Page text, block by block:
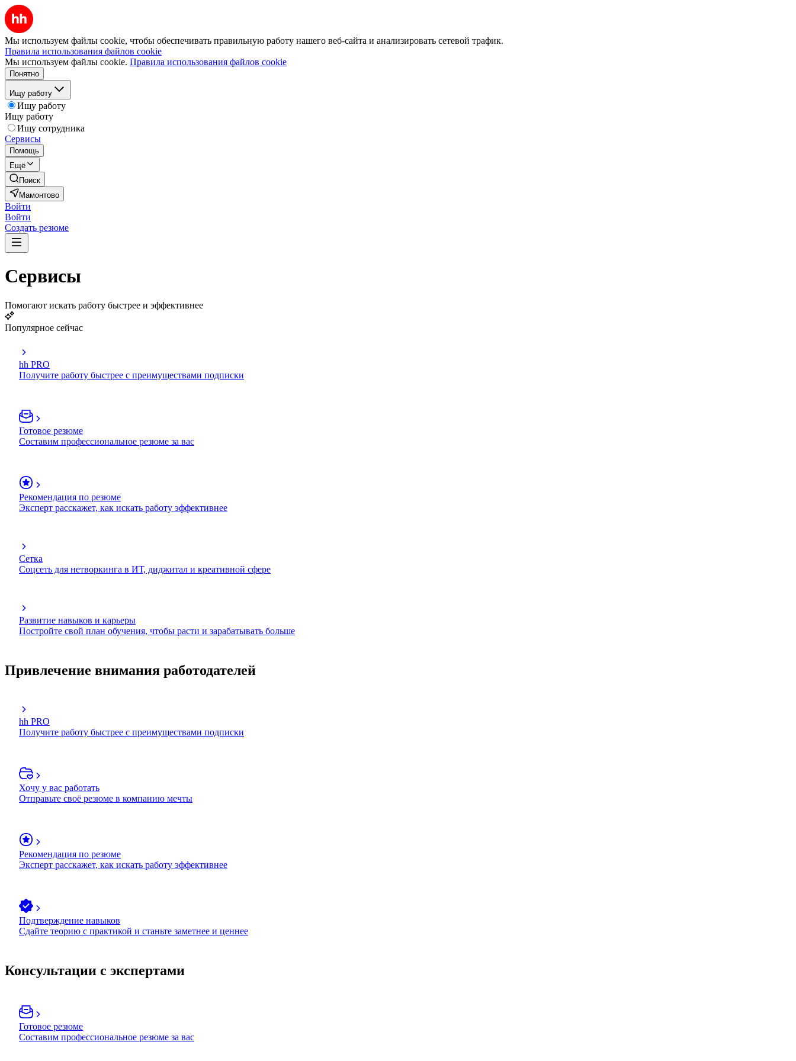
Мы используем файлы cookie, чтобы обеспечивать правильную работу нашего веб-сайта и анализировать сетевой трафик.
Правила использования файлов cookie
Мы используем файлы cookie. Правила использования файлов cookie
Понятно
Ищу работу
Ищу работу
Ищу работу
Ищу сотрудника
Сервисы
Помощь
Ещё
Поиск
Мамонтово
Войти
Войти
Создать резюме
Сервисы
Помогают искать работу быстрее и эффективнее
Популярное сейчас
hh PRO
Получите работу быстрее с преимуществами подписки
Готовое резюме
Составим профессиональное резюме за вас
Рекомендация по резюме
Эксперт расскажет, как искать работу эффективнее
Сетка
Соцсеть для нетворкинга в ИТ, диджитал и креативной сфере
Развитие навыков и карьеры
Постройте свой план обучения, чтобы расти и зарабатывать больше
Привлечение внимания работодателей
hh PRO
Получите работу быстрее с преимуществами подписки
Хочу у вас работать
Отправьте своё резюме в компанию мечты
Рекомендация по резюме
Эксперт расскажет, как искать работу эффективнее
Подтверждение навыков
Сдайте теорию с практикой и станьте заметнее и ценнее
Консультации с экспертами
Готовое резюме
Составим профессиональное резюме за вас